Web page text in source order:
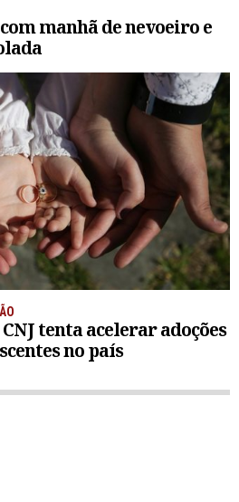
manhã de nevoeiro e
tenta acelerar adoções
no país